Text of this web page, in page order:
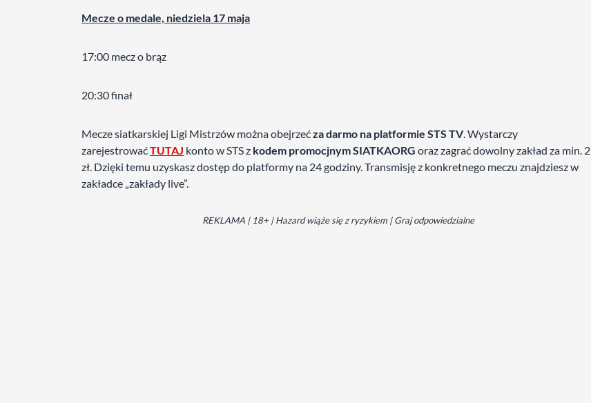
Mecze o medale, niedziela 17 maja
17:00 mecz o brąz
20:30 finał
Mecze siatkarskiej Ligi Mistrzów można obejrzećza darmo na platformie STS TV. Wystarczy
zarejestrowaćTUTAJ konto w STS z kodem promocjnym SIATKAORG oraz zagrać dowolny zakład za min. 2
zł. Dzięki temu uzyskasz dostęp do platformy na 24 godziny. Transmisję z konkretnego meczu znajdziesz w
zakładce „zakłady live”.
REKLAMA | 18+ | Hazard wiąże się z ryzykiem | Graj odpowiedzialne